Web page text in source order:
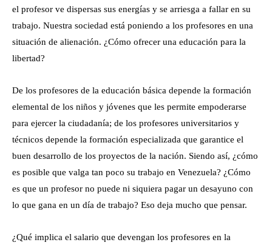
el profesor ve dispersas sus energías y se arriesga a fallar en su
trabajo. Nuestra sociedad está poniendo a los profesores en una
situación de alienación. ¿Cómo ofrecer una educación para la
libertad?
De los profesores de la educación básica depende la formación
elemental de los niños y jóvenes que les permite empoderarse
para ejercer la ciudadanía; de los profesores universitarios y
técnicos depende la formación especializada que garantice el
buen desarrollo de los proyectos de la nación. Siendo así, ¿cómo
es posible que valga tan poco su trabajo en Venezuela? ¿Cómo
es que un profesor no puede ni siquiera pagar un desayuno con
lo que gana en un día de trabajo? Eso deja mucho que pensar.
¿Qué implica el salario que devengan los profesores en la